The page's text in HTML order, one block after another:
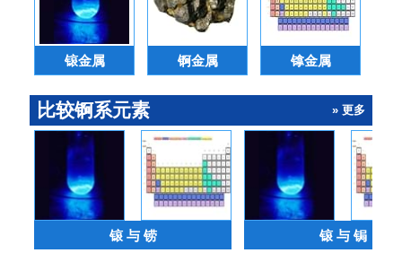
锿金属 锕金属 镎金属
比较锕系元素 » 更多
锿 与 铹 锿 与 锔